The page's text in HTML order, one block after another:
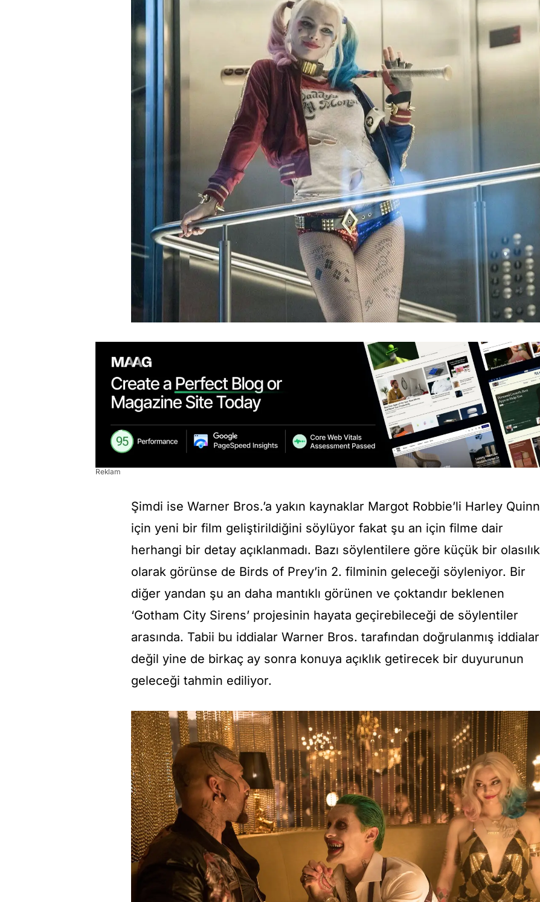
Reklam
Şimdi ise Warner Bros.’a yakın kaynaklar Margot Robbie’li Harley Quinn
için yeni bir film geliştirildiğini söylüyor fakat şu an için filme dair
herhangi bir detay açıklanmadı. Bazı söylentilere göre küçük bir olasılık
olarak görünse de Birds of Prey’in 2. filminin geleceği söyleniyor. Bir
diğer yandan şu an daha mantıklı görünen ve çoktandır beklenen
‘Gotham City Sirens’ projesinin hayata geçirebileceği de söylentiler
arasında. Tabii bu iddialar Warner Bros. tarafından doğrulanmış iddialar
değil yine de birkaç ay sonra konuya açıklık getirecek bir duyurunun
geleceği tahmin ediliyor.